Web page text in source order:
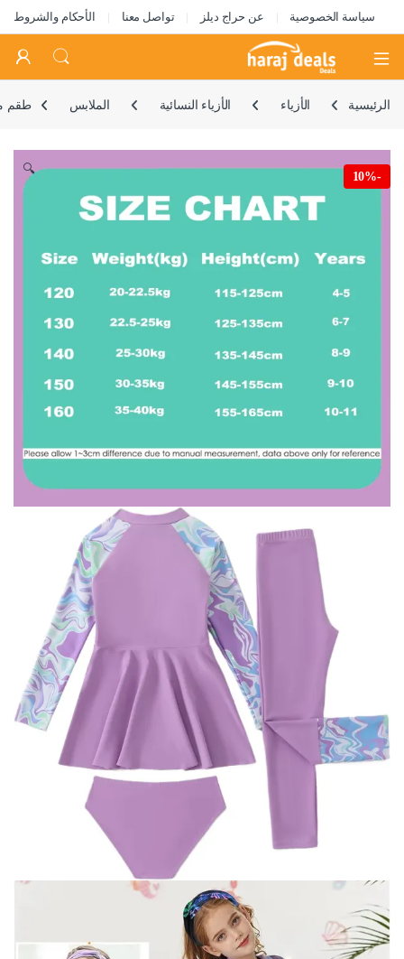
سياسة الخصوصية عن حراج ديلز تواصل معنا الأحكام والشروط
Open
الرئيسية الأزياء الأزياء النسائية الملابس طقم
-
10%
🔍